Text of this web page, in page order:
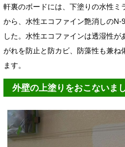
軒裏のボードには、下塗りの水性ミ
から、水性エコファイン艶消しのN-
した。水性エコファインは透湿性が
がれを防止と防カビ、防藻性も兼ね
ます。
外壁の上塗りをおこないま